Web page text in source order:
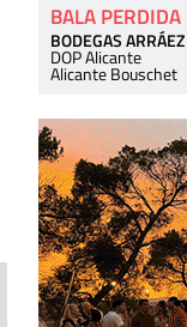
BALA PERDIDA
BODEGAS ARRÁEZ
DOP Alicante
Alicante Bouschet